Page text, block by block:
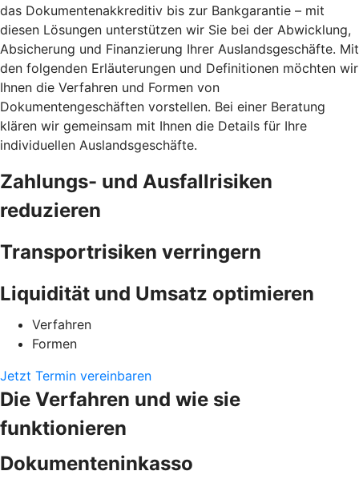
das Dokumentenakkreditiv bis zur Bankgarantie – mit
diesen Lösungen unterstützen wir Sie bei der Abwicklung,
Absicherung und Finanzierung Ihrer Auslandsgeschäfte. Mit
den folgenden Erläuterungen und Definitionen möchten wir
Ihnen die Verfahren und Formen von
Dokumentengeschäften vorstellen. Bei einer Beratung
klären wir gemeinsam mit Ihnen die Details für Ihre
individuellen Auslandsgeschäfte.
Zahlungs- und Ausfallrisiken
reduzieren
Transportrisiken verringern
Liquidität und Umsatz optimieren
Verfahren
Formen
Jetzt Termin vereinbaren
Die Verfahren und wie sie
funktionieren
Dokumenteninkasso